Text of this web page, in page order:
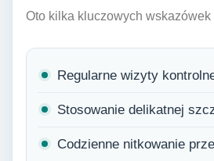
Oto kilka kluczowych
Regularne wizyty
Stosowanie delikatnej
Codzienne nitkowanie